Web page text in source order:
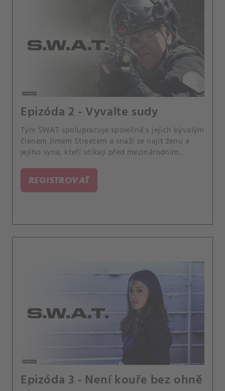
Epizóda 2 - Vyvalte sudy
Tým SWAT spolupracuje společně s jejich bývalým
členem Jimem Streetem a snaží se najít ženu a
jejího syna, kteří utíkají před mezinárodním
novinku o synovi jeho uvězněného kamaráda, a
Luca přemýšlí o nabídce vládního programu, který
poskytne strážníkům možnost koupit dům v méně
REGISTROVAŤ
Epizóda 3 - Není kouře bez ohně